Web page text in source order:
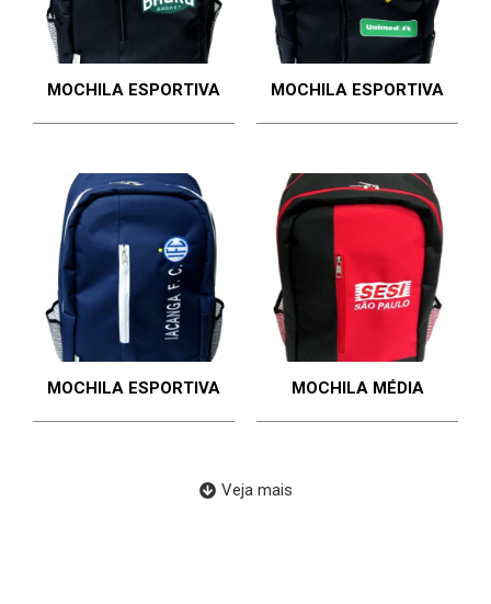
MOCHILA ESPORTIVA MOCHILA ESPORTIVA
MOCHILA ESPORTIVA MOCHILA MÉDIA
Veja mais